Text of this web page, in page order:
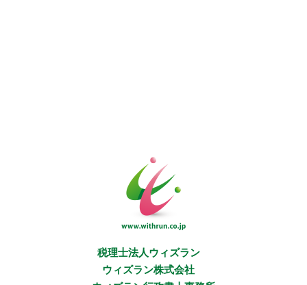
税理士法人ウィズラン
ウィズラン株式会社